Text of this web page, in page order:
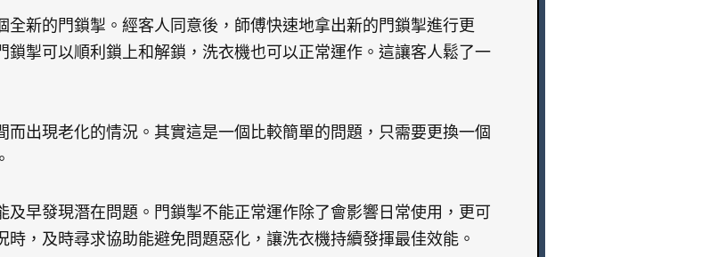
全新的門鎖掣。經客人同意後，師傅快速地拿出新的門鎖掣進行更
掣可以順利鎖上和解鎖，洗衣機也可以正常運作。這讓客人鬆了一
出現老化的情況。其實這是一個比較簡單的問題，只需要更換一個
早發現潛在問題。門鎖掣不能正常運作除了會影響日常使用，更可
，及時尋求協助能避免問題惡化，讓洗衣機持續發揮最佳效能。